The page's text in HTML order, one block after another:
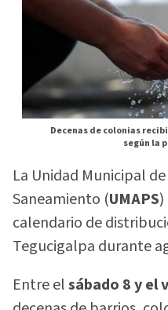
Decenas de colonias
según la
La Unidad Municipal
Saneamiento (UMAPS
calendario de
Tegucigalpa durante
Entre elsábado 8 y el